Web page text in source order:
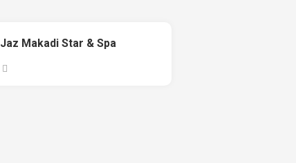
Jaz Makadi Star & Spa